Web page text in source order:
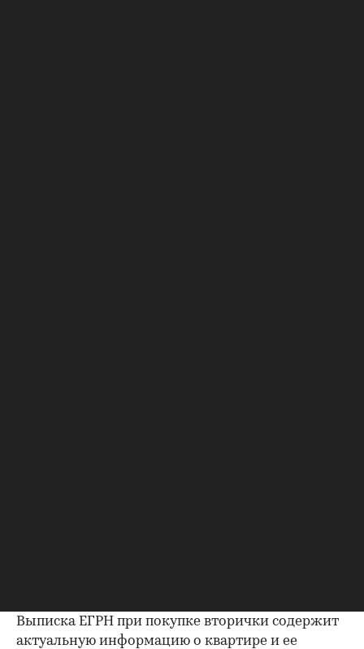
Выписка ЕГРН при покупке вторички содержит
актуальную информацию о квартире и ее